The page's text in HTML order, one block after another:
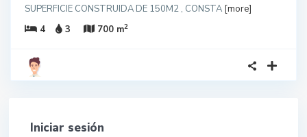
SUPERFICIE CONSTRUIDA DE 150M2 , CONSTA [more]
4
3 700 m2
Iniciar sesión